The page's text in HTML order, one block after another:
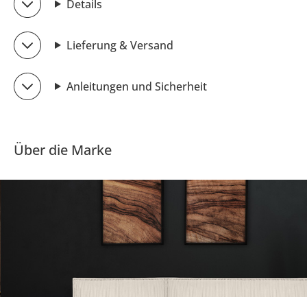
Details
Lieferung & Versand
Anleitungen und Sicherheit
Über die Marke